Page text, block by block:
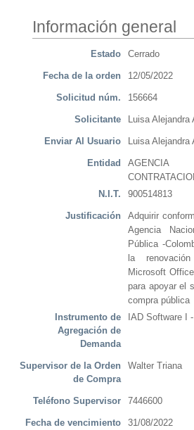
Información general
Estado Cerrado
Fecha de la orden 12/05/2022
Solicitud núm. 156664
Solicitante Luisa Alejandra
Enviar Al Usuario Luisa Alejandra
Entidad
AGENCIA
N.I.T.
900514813
Justificación
Adquirir
Agencia
Pública -
la
Microsoft
para apoyar el
compra pública
Instrumento de
Agregación de
Demanda
IAD Software I
Supervisor de la Orden
de Compra
Walter Triana
Teléfono Supervisor 7446600
Fecha de vencimiento
31/08/2022